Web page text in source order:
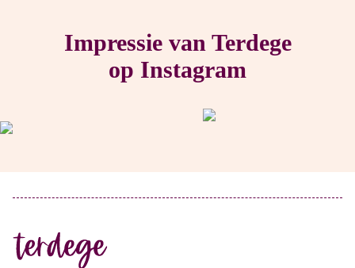
Impressie van Terdege
op Instagram